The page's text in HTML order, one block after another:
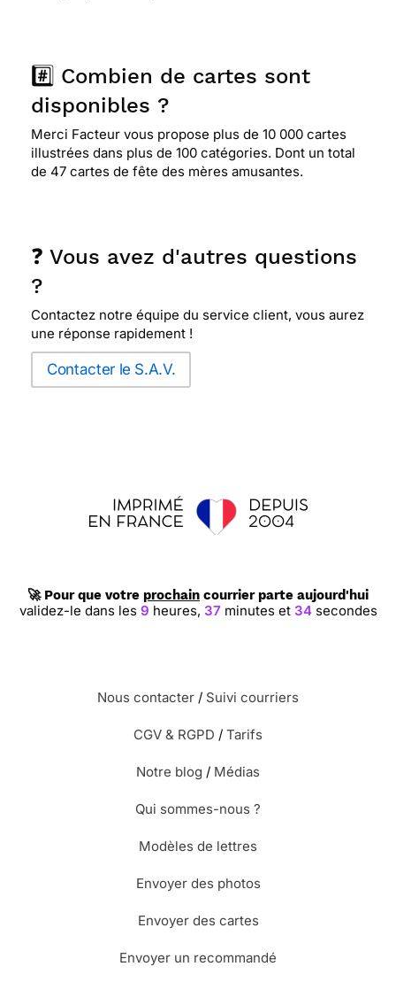
#️⃣ Combien de cartes sont
disponibles ?
Merci Facteur vous propose plus de 10 000 cartes
illustrées dans plus de 100 catégories. Dont un total
de 47 cartes de fête des mères amusantes.
❓ Vous avez d'autres questions
?
Contactez notre équipe du service client, vous aurez
une réponse rapidement !
Contacter le S.A.V.
🚀 Pour que votre prochain courrier parte aujourd'hui
validez-le dans les 9 heures, 37 minutes et 34secondes
Nous contacter / Suivi courriers
CGV & RGPD / Tarifs
Notre blog / Médias
Qui sommes-nous ?
Modèles de lettres
Envoyer des photos
Envoyer des cartes
Envoyer un recommandé